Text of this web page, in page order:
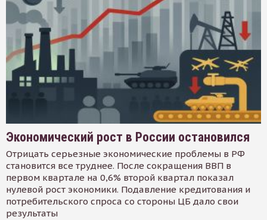
Экономический рост в России остановился
Отрицать серьезные экономические проблемы в РФ
становится все труднее. После сокращения ВВП в
первом квартале на 0,6% второй квартал показал
нулевой рост экономики. Подавление кредитования и
потребительского спроса со стороны ЦБ дало свои
результаты